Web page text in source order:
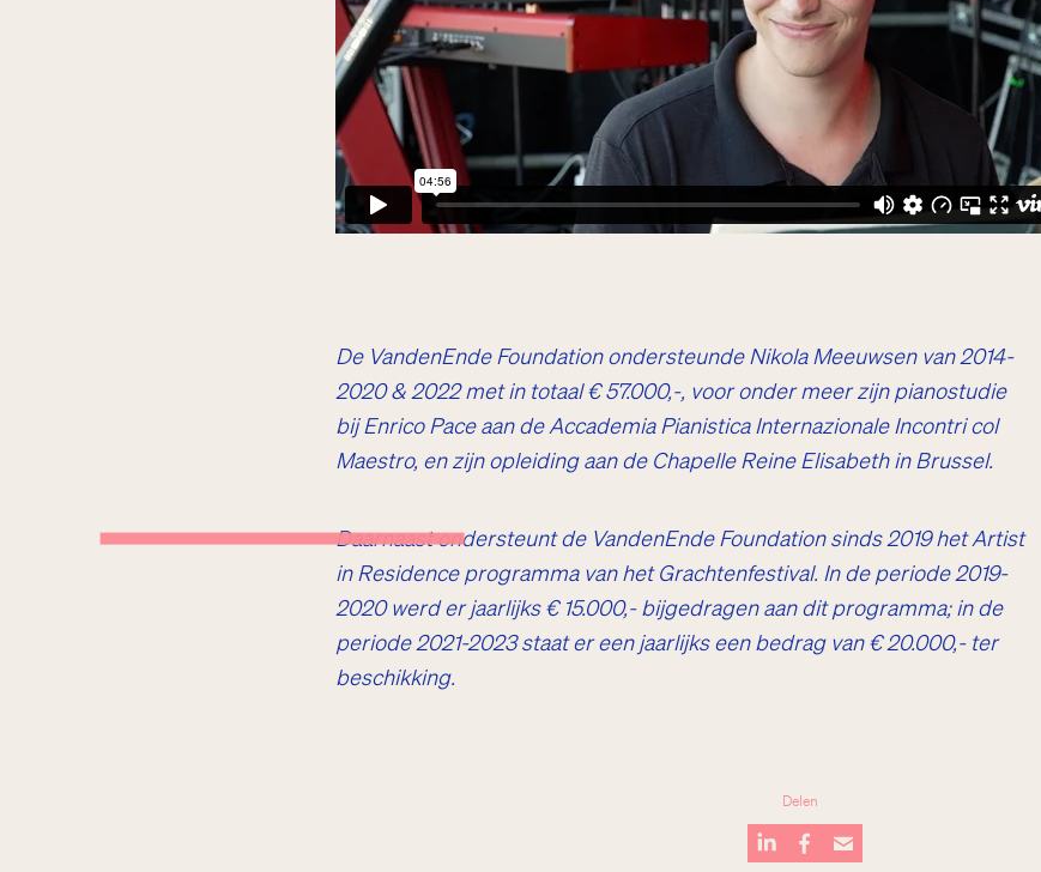
De VandenEnde Foundation ondersteunde Nikola Meeuwsen van 2014-
2020 & 2022 met in totaal € 57.000,-, voor onder meer zijn pianostudie
bij Enrico Paceaan de Accademia Pianistica Internazionale Incontri col
Maestro, en zijn opleiding aan de Chapelle Reine Elisabeth in Brussel.
Daarnaast ondersteunt de VandenEnde Foundation sinds 2019 het Artist
in Residence programma van het Grachtenfestival. In de periode 2019-
2020 werd er jaarlijks € 15.000,- bijgedragen aan dit programma; in de
periode 2021-2023 staat er een jaarlijks een bedrag van € 20.000,- ter
beschikking.
Delen
Theater